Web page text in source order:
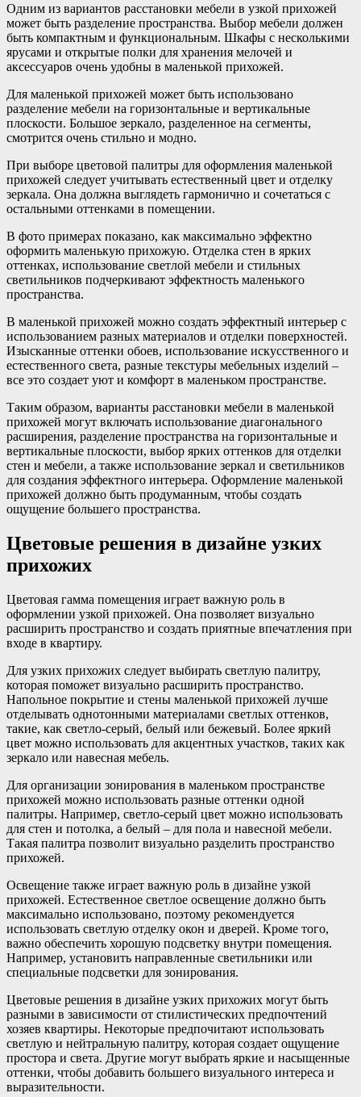
Одним из вариантов расстановки мебели в узкой прихожей
может быть разделение пространства. Выбор мебели должен
быть компактным и функциональным. Шкафы с несколькими
ярусами и открытые полки для хранения мелочей и
аксессуаров очень удобны в маленькой прихожей.
Для маленькой прихожей может быть использовано
разделение мебели на горизонтальные и вертикальные
плоскости. Большое зеркало, разделенное на сегменты,
смотрится очень стильно и модно.
При выборе цветовой палитры для оформления маленькой
прихожей следует учитывать естественный цвет и отделку
зеркала. Она должна выглядеть гармонично и сочетаться с
остальными оттенками в помещении.
В фото примерах показано, как максимально эффектно
оформить маленькую прихожую. Отделка стен в ярких
оттенках, использование светлой мебели и стильных
светильников подчеркивают эффектность маленького
пространства.
В маленькой прихожей можно создать эффектный интерьер с
использованием разных материалов и отделки поверхностей.
Изысканные оттенки обоев, использование искусственного и
естественного света, разные текстуры мебельных изделий –
все это создает уют и комфорт в маленьком пространстве.
Таким образом, варианты расстановки мебели в маленькой
прихожей могут включать использование диагонального
расширения, разделение пространства на горизонтальные и
вертикальные плоскости, выбор ярких оттенков для отделки
стен и мебели, а также использование зеркал и светильников
для создания эффектного интерьера. Оформление маленькой
прихожей должно быть продуманным, чтобы создать
ощущение большего пространства.
Цветовые решения в дизайне узких
прихожих
Цветовая гамма помещения играет важную роль в
оформлении узкой прихожей. Она позволяет визуально
расширить пространство и создать приятные впечатления при
входе в квартиру.
Для узких прихожих следует выбирать светлую палитру,
которая поможет визуально расширить пространство.
Напольное покрытие и стены маленькой прихожей лучше
отделывать однотонными материалами светлых оттенков,
такие, как светло-серый, белый или бежевый. Более яркий
цвет можно использовать для акцентных участков, таких как
зеркало или навесная мебель.
Для организации зонирования в маленьком пространстве
прихожей можно использовать разные оттенки одной
палитры. Например, светло-серый цвет можно использовать
для стен и потолка, а белый – для пола и навесной мебели.
Такая палитра позволит визуально разделить пространство
прихожей.
Освещение также играет важную роль в дизайне узкой
прихожей. Естественное светлое освещение должно быть
максимально использовано, поэтому рекомендуется
использовать светлую отделку окон и дверей. Кроме того,
важно обеспечить хорошую подсветку внутри помещения.
Например, установить направленные светильники или
специальные подсветки для зонирования.
Цветовые решения в дизайне узких прихожих могут быть
разными в зависимости от стилистических предпочтений
хозяев квартиры. Некоторые предпочитают использовать
светлую и нейтральную палитру, которая создает ощущение
простора и света. Другие могут выбрать яркие и насыщенные
оттенки, чтобы добавить большего визуального интереса и
выразительности.